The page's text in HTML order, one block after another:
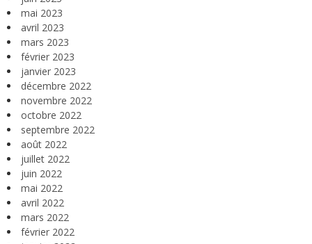
mai 2023
avril 2023
mars 2023
février 2023
janvier 2023
décembre 2022
novembre 2022
octobre 2022
septembre 2022
août 2022
juillet 2022
juin 2022
mai 2022
avril 2022
mars 2022
février 2022